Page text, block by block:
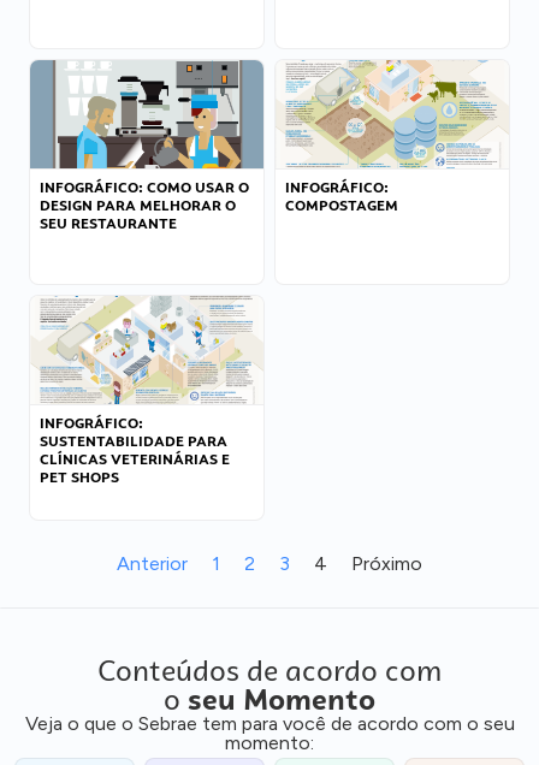
INFOGRÁFICO: COMO USAR O
DESIGN PARA MELHORAR O
SEU RESTAURANTE
INFOGRÁFICO:
COMPOSTAGEM
INFOGRÁFICO:
SUSTENTABILIDADE PARA
CLÍNICAS VETERINÁRIAS E
PET SHOPS
Anterior 1 2 3 4 Próximo
Conteúdos de acordo com
o seu Momento
Veja o que o Sebrae tem para você de acordo com o seu
momento: